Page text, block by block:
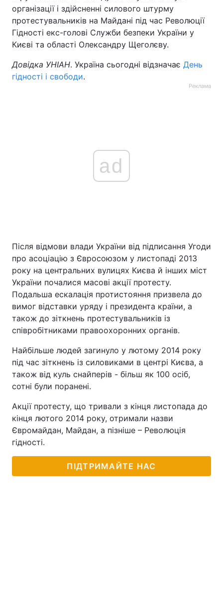
організації і здійсненні силового штурму
протестувальників на Майдані під час Революції
Гідності екс-голові Служби безпеки України у
Києві та області Олександру Щеголєву.
Довідка УНІАН. Україна сьогодні відзначає День
гідності і свободи.
Реклама
ad
Після відмови влади України від підписання Угоди
про асоціацію з Євросоюзом у листопаді 2013
року на центральних вулицях Києва й інших міст
України почалися масові акції протесту.
Подальша ескалація протистояння призвела до
вимог відставки уряду і президента країни, а
також до зіткнень протестувальників із
співробітниками правоохоронних органів.
Найбільше людей загинуло у лютому 2014 року
під час зіткнень із силовиками в центрі Києва, а
також від куль снайперів - більш як 100 осіб,
сотні були поранені.
Акції протесту, що тривали з кінця листопада до
кінця лютого 2014 року, отримали назви
Євромайдан, Майдан, а пізніше – Революція
гідності.
ПІДТРИМАЙТЕ НАС